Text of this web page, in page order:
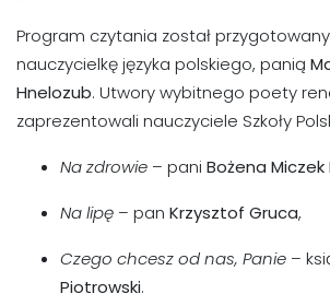
Program czytania został
nauczycielkę języka polskiego, panią
Hnelozub. Utwory wybitnego poety
zaprezentowali nauczyciele Szkoły
Na zdrowie – pani Bożena Miczek
Na lipę – pan Krzysztof Gruca,
Czego chcesz od nas, Panie –
Piotrowski.